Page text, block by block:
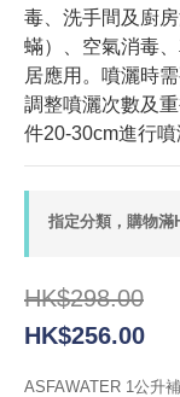
毒、洗手間及廚
蟎）、空氣消毒
居應用。噴灑時
調整噴灑次數及
件20-30cm進行噴
指定分類，購物滿
HK$298.00
HK$256.00
ASFAWATER 1公升